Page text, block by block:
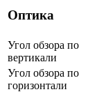
Оптика
Угол обзора по
вертикали
Угол обзора по
горизонтали